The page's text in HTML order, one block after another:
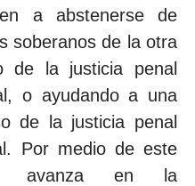
a abstenerse de
soberanos de la otra
de la justicia penal
o ayudando a una
de la justicia penal
Por medio de este
avanza en la